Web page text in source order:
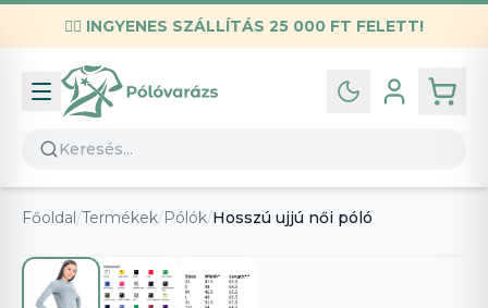
✌🏼 INGYENES SZÁLLÍTÁS 25 000 FT FELETT!
Infó
Kapcsolat
GYIK
Általános szerződési feltételek
Adatvédelmi nyilatkozat
Főoldal /Termékek/Pólók/Hosszú ujjú női póló